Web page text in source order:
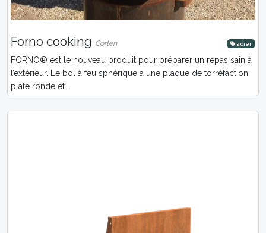
Forno cooking Corten acier
FORNO® est le nouveau produit pour préparer un repas sain à
l’extérieur. Le bol à feu sphérique a une plaque de torréfaction
plate ronde et...